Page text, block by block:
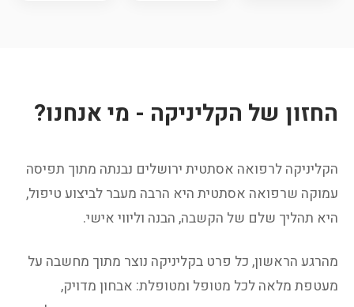
החזון של הקליניקה - מי אנחנו?
הקליניקה לרפואה אסתטית ירושלים נבנתה מתוך תפיסה
עמוקה שרפואה אסתטית היא הרבה מעבר לביצוע טיפול,
היא תהליך שלם של הקשבה, הבנה וליווי אישי.
מהרגע הראשון, כל פרט בקליניקה נוצר מתוך מחשבה על
מעטפת מלאה לכל מטופל ומטופלת: אבחון מדויק,